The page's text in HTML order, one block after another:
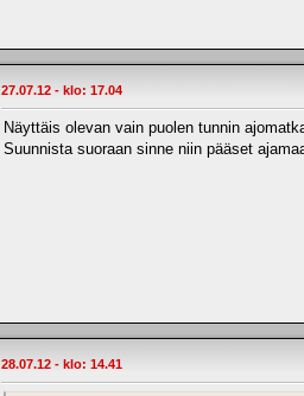
27.07.12 - klo: 17.04
Näyttäis olevan vain puolen tunnin
Suunnista suoraan sinne niin pääset
28.07.12 - klo: 14.41